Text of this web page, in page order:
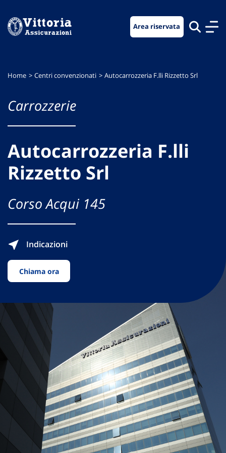
menu
contenuto
footer
Area riservata
Home Centri convenzionati Autocarrozzeria F.lli Rizzetto Srl
Carrozzerie
Autocarrozzeria F.lli
Rizzetto Srl
Corso Acqui 145
Indicazioni
Chiama ora